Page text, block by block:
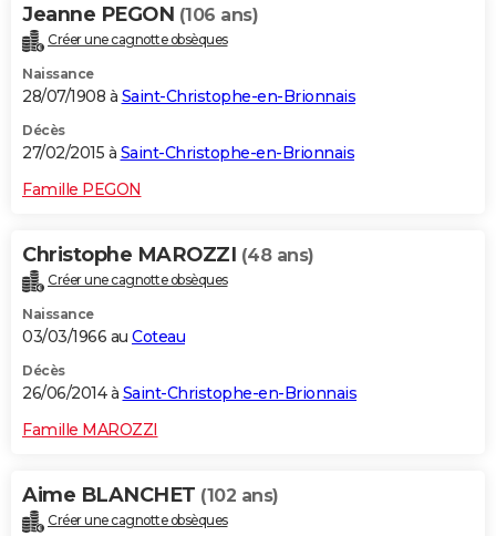
Jeanne PEGON (106 ans)
Créer une cagnotte obsèques
Naissance
28/07/1908 à Saint-Christophe-en-Brionnais
Décès
27/02/2015 à Saint-Christophe-en-Brionnais
Famille PEGON
Christophe MAROZZI (48 ans)
Créer une cagnotte obsèques
Naissance
03/03/1966 au Coteau
Décès
26/06/2014 à Saint-Christophe-en-Brionnais
Famille MAROZZI
Aime BLANCHET (102 ans)
Créer une cagnotte obsèques